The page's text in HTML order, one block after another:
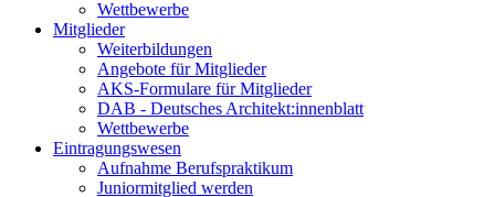
Wettbewerbe
Mitglieder
Weiterbildungen
Angebote für Mitglieder
AKS-Formulare für Mitglieder
DAB - Deutsches Architekt:innenblatt
Wettbewerbe
Eintragungswesen
Aufnahme Berufspraktikum
Juniormitglied werden